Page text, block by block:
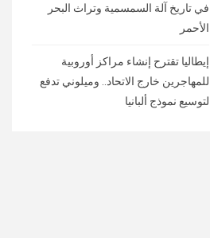
في تاريخ آلة السمسمية وتراث البحر
الأحمر
إيطاليا تقترح إنشاء مراكز أوروبية
للمهاجرين خارج الاتحاد.. وميلوني تدفع
لتوسيع نموذج ألبانيا